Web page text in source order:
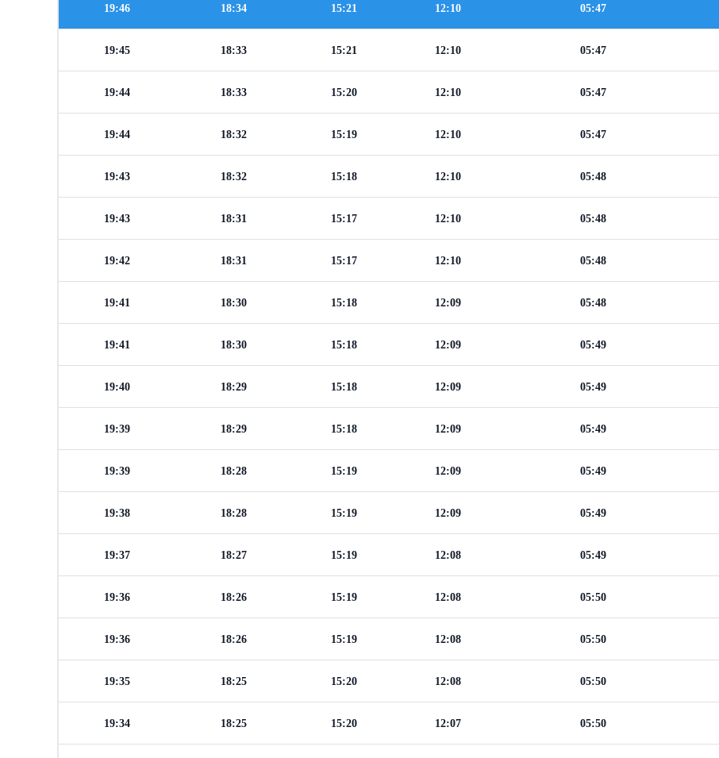
05:47
12:10
15:21
18:34
19:46
05:47
12:10
15:21
18:33
19:45
05:47
12:10
15:20
18:33
19:44
05:47
12:10
15:19
18:32
19:44
05:48
12:10
15:18
18:32
19:43
05:48
12:10
15:17
18:31
19:43
05:48
12:10
15:17
18:31
19:42
05:48
12:09
15:18
18:30
19:41
05:49
12:09
15:18
18:30
19:41
05:49
12:09
15:18
18:29
19:40
05:49
12:09
15:18
18:29
19:39
05:49
12:09
15:19
18:28
19:39
05:49
12:09
15:19
18:28
19:38
05:49
12:08
15:19
18:27
19:37
05:50
12:08
15:19
18:26
19:36
05:50
12:08
15:19
18:26
19:36
05:50
12:08
15:20
18:25
19:35
05:50
12:07
15:20
18:25
19:34